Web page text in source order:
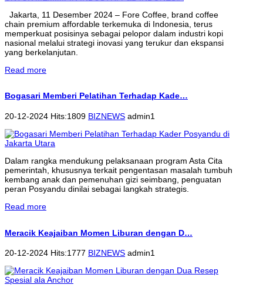
Jakarta, 11 Desember 2024 – Fore Coffee, brand coffee
chain premium affordable terkemuka di Indonesia, terus
memperkuat posisinya sebagai pelopor dalam industri kopi
nasional melalui strategi inovasi yang terukur dan ekspansi
yang berkelanjutan.
Read more
Bogasari Memberi Pelatihan Terhadap Kade…
20-12-2024 Hits:1809 BIZNEWS admin1
Dalam rangka mendukung pelaksanaan program Asta Cita
pemerintah, khususnya terkait pengentasan masalah tumbuh
kembang anak dan pemenuhan gizi seimbang, penguatan
peran Posyandu dinilai sebagai langkah strategis.
Read more
Meracik Keajaiban Momen Liburan dengan D…
20-12-2024 Hits:1777 BIZNEWS admin1